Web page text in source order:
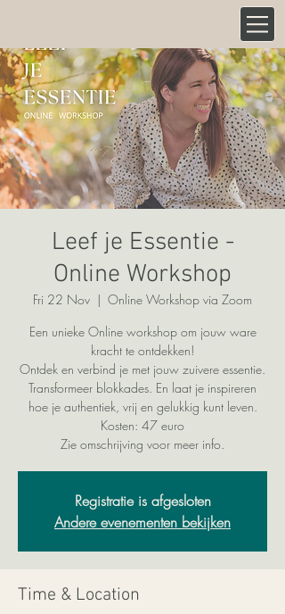
Leef je Essentie -
Online Workshop
Fri 22 Nov
  |
Online Workshop via Zoom
Een unieke Online workshop om jouw ware
kracht te ontdekken!
Ontdek en verbind je met jouw zuivere essentie.
Transformeer blokkades. En laat je inspireren
hoe je authentiek, vrij en gelukkig kunt leven.
Kosten: 47 euro
Zie omschrijving voor meer info.
Registratie is afgesloten
Andere evenementen bekijken
Time & Location